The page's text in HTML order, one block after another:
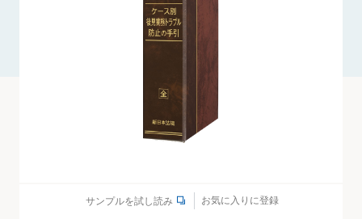
サンプルを試し読み お気に入りに登録